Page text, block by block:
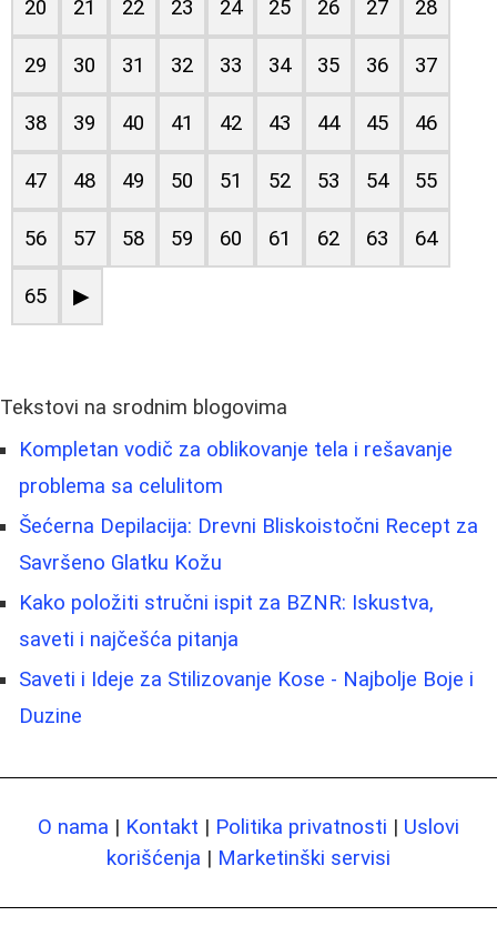
20 21 22 23 24 25 26 27 28
29 30 31 32 33 34 35 36 37
38 39 40 41 42 43 44 45 46
47 48 49 50 51 52 53 54 55
56 57 58 59 60 61 62 63 64
65 ▶
Tekstovi na srodnim blogovima
Kompletan vodič za oblikovanje tela i rešavanje
problema sa celulitom
Šećerna Depilacija: Drevni Bliskoistočni Recept za
Savršeno Glatku Kožu
Kako položiti stručni ispit za BZNR: Iskustva,
saveti i najčešća pitanja
Saveti i Ideje za Stilizovanje Kose - Najbolje Boje i
Duzine
O nama | Kontakt | Politika privatnosti | Uslovi
korišćenja | Marketinški servisi